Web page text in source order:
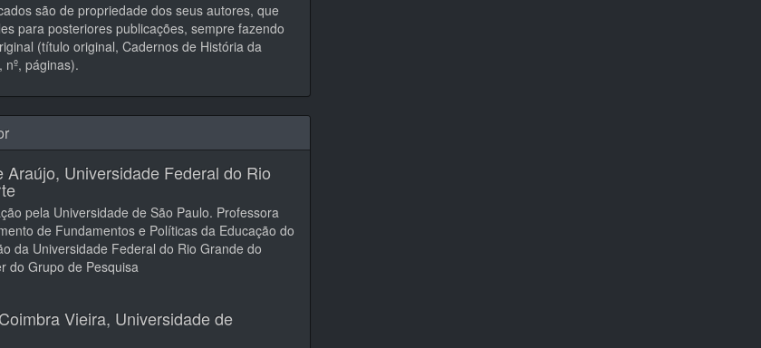
são de propriedade dos seus autores, que
para posteriores publicações, sempre fazendo
(título original, Cadernos de História da
nº, páginas).
Araújo, Universidade Federal do Rio
pela Universidade de São Paulo. Professora
de Fundamentos e Políticas da Educação do
da Universidade Federal do Rio Grande do
do Grupo de Pesquisa
Vieira, Universidade de